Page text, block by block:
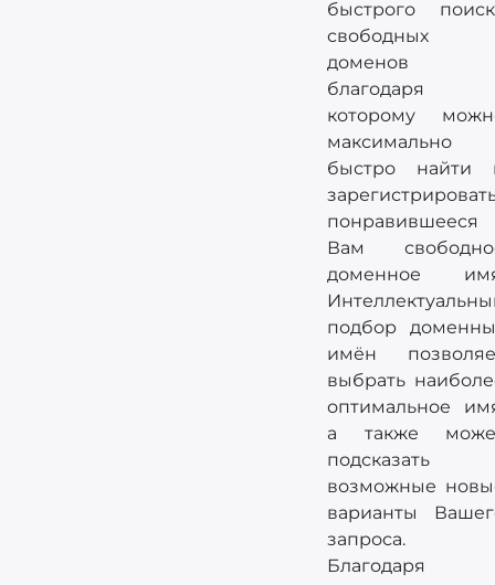
быстрого
свободных
доменов
благодаря
которому
максимально
быстро найти
понравившееся
Вам
доменное
подбор
имён
выбрать
оптимальное
а также
подсказать
возможные
варианты
запроса.
Благодаря